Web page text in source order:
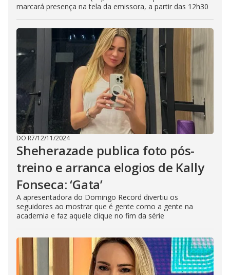
marcará presença na tela da emissora, a partir das 12h30
DO R7/12/11/2024
Sheherazade publica foto pós-
treino e arranca elogios de Kally
Fonseca: ‘Gata’
A apresentadora do Domingo Record divertiu os
seguidores ao mostrar que é gente como a gente na
academia e faz aquele clique no fim da série